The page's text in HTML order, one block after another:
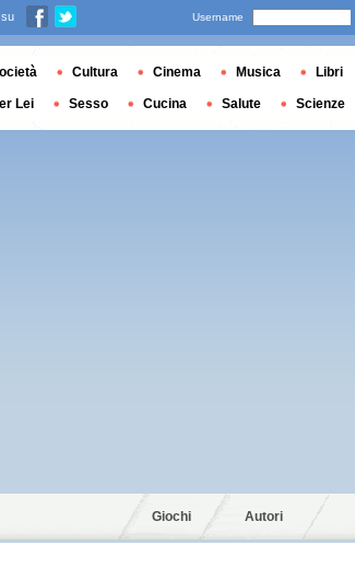
Giochi Autori
Username
Cultura Cinema Musica Libri
Lei Sesso Cucina Salute Scienze